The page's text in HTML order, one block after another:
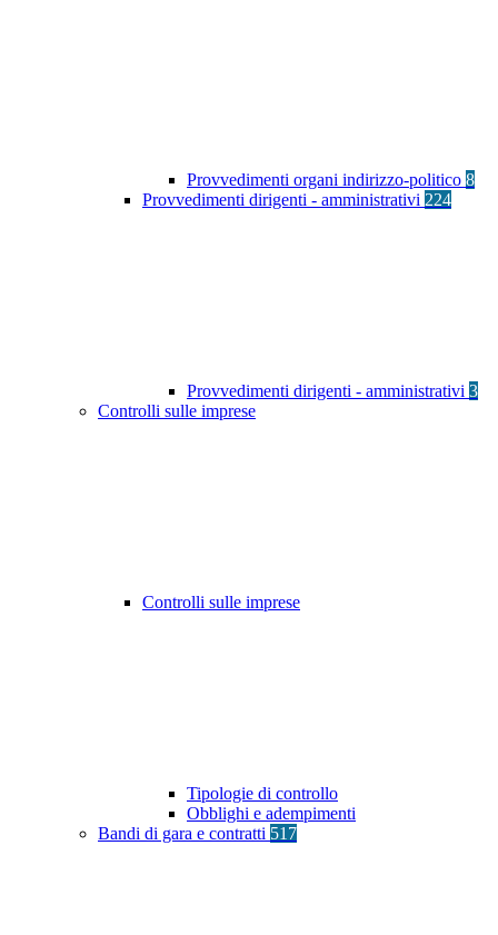
Provvedimenti organi indirizzo-politico 8
Provvedimenti dirigenti - amministrativi 224
Provvedimenti dirigenti - amministrativi 3
Controlli sulle imprese
Controlli sulle imprese
Tipologie di controllo
Obblighi e adempimenti
Bandi di gara e contratti 517